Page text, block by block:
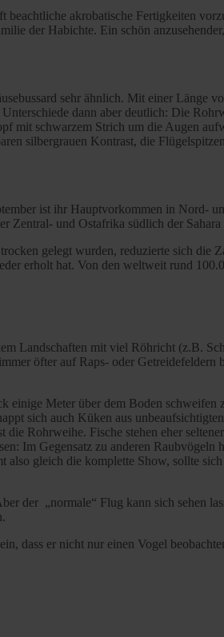
akrobatische Fertigkeiten
der Habichte. Ein schön
sehr ähnlich. Mit einer Länge
dann aber deutlich: Die
mit schwarzem Strich um die Augen
silbergrauen Kontrast, die
ist ihr Hauptvorkommen in Nord-
Zentral- und Ostafrika südlich der
gelegt wurden, reduzierte sich die
erholt hat. Von den weltweit rund
Landschaften mit viel Röhricht (z.B.
öfter auf Raps- oder
Meter über dem Boden schweifen
sich auch Küken aus
Rohrweihe. Fische stehen eher
Im Gegensatz zu anderen Raubvögeln
gleich die komplette Show, sollte
der „normale“ Flug kann sich sehen
dass er nicht nur einen Vogel